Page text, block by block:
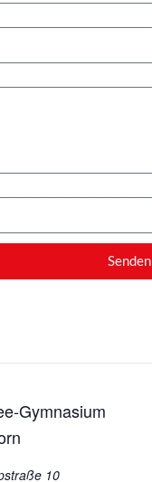
Senden
Gymnasium
10